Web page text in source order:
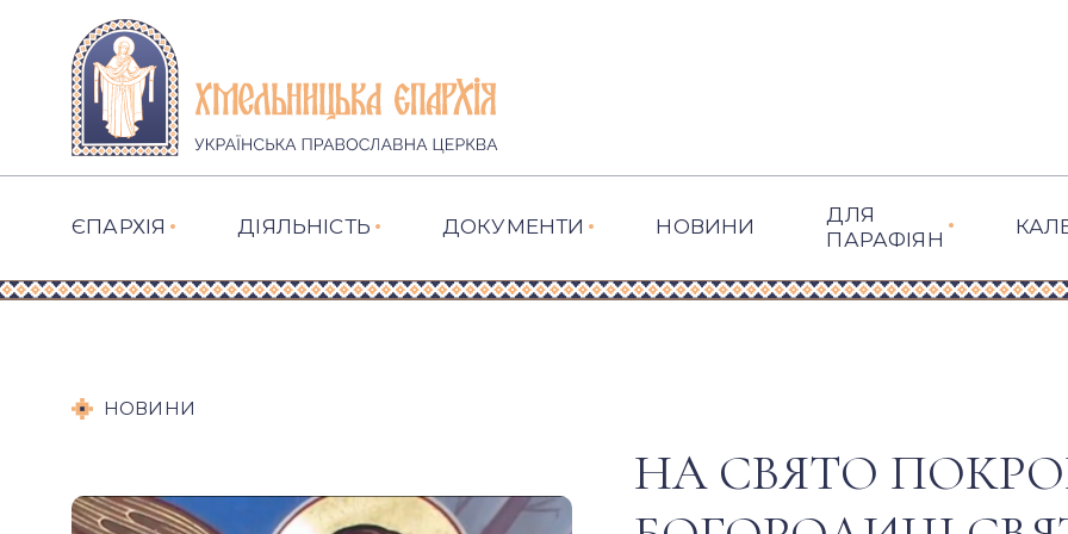
ЄПАРХІЯ ДІЯЛЬНІСТЬ ДОКУМЕНТИ НОВИНИ
ДЛЯ
ПАРАФІЯН
НОВИНИ
НА СВЯТО